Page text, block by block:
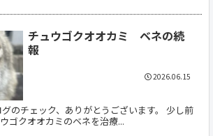
チュウゴクオオカミ ベネの続
報
のチェック、ありがとうございます。 少し前
ゴクオオカミのベネを治療...
2026.06.15